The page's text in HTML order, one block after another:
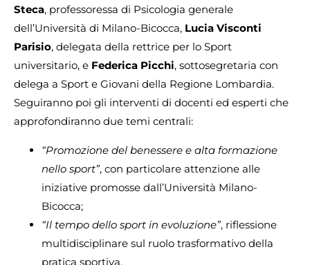
Steca, professoressa di Psicologia generale
dell’Università di Milano-Bicocca, Lucia Visconti
Parisio, delegata della rettrice per lo Sport
universitario, e Federica Picchi, sottosegretaria con
delega a Sport e Giovani della Regione Lombardia.
Seguiranno poi gli interventi di docenti ed esperti che
approfondiranno due temi centrali:
“Promozione del benessere e alta formazione
nello sport”, con particolare attenzione alle
iniziative promosse dall’Università Milano-
Bicocca;
“Il tempo dello sport in evoluzione”, riflessione
multidisciplinare sul ruolo trasformativo della
pratica sportiva.